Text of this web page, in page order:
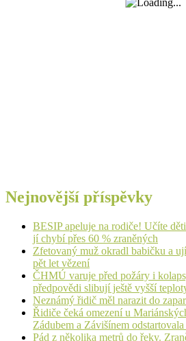
Nejnovější příspěvky
BESIP apeluje na rodiče! Učíte
jí chybí přes 60 % zraněných
Zfetovaný muž okradl babičku a
pět let vězení
ČHMÚ varuje před požáry i
předpovědi slibují ještě vyšší
Neznámý řidič měl narazit do
Řidiče čeká omezení u
Zádubem a Závišínem
Pád z několika metrů do řeky.